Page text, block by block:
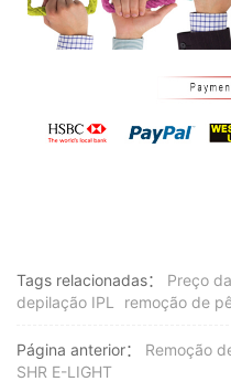
Tags relacionadas： Preço
depilação IPL
remoção de
Página anterior：
Remoção
SHR E-LIGHT